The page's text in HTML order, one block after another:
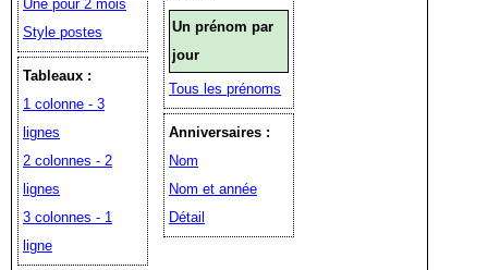
Une pour 2 mois
Style postes
Tableaux :
1 colonne - 3
lignes
2 colonnes - 2
lignes
3 colonnes - 1
ligne
Un prénom par
jour
Tous les prénoms
Anniversaires :
Nom
Nom et année
Détail